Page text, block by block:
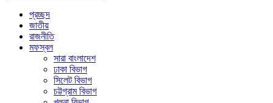
প্রচ্ছদ
জাতীয়
রাজনীতি
মফস্বল
সারা বাংলাদেশ
ঢাকা বিভাগ
সিলেট বিভাগ
চট্টগ্রাম বিভাগ